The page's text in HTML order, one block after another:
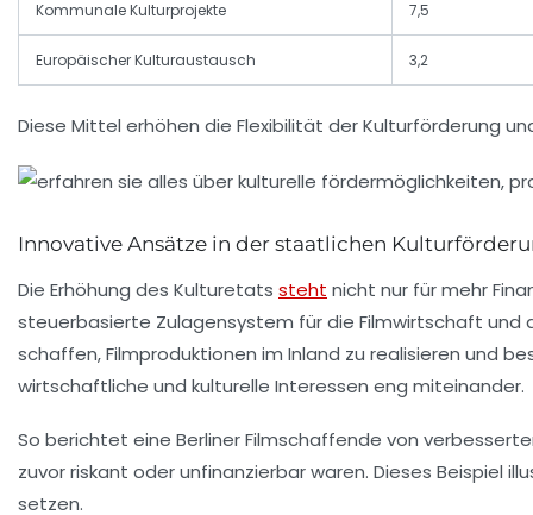
Kommunale Kulturprojekte 7,5
Europäischer Kulturaustausch 3,2
Diese Mittel erhöhen die Flexibilität der Kulturförderung
Innovative Ansätze in der staatlichen
Die Erhöhung des Kulturetats steht nicht nur für mehr
steuerbasierte Zulagensystem für die Filmwirtschaft
schaffen, Filmproduktionen im Inland zu realisieren und
wirtschaftliche und kulturelle Interessen eng miteinander.
So berichtet eine Berliner Filmschaffende von
zuvor riskant oder unfinanzierbar waren. Dieses Beispiel
setzen.